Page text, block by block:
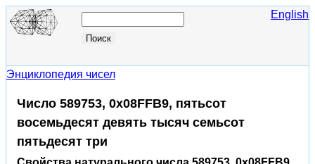
English
Энциклопедия чисел
Число 589753, 0x08FFB9, пятьсот
восемьдесят девять тысяч семьсот
пятьдесят три